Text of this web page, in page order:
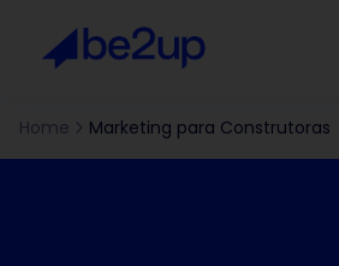
Home Marketing para Construtoras